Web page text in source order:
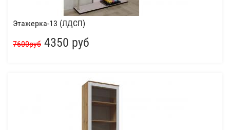
Этажерка-13 (ЛДСП)
7600руб 4350 руб